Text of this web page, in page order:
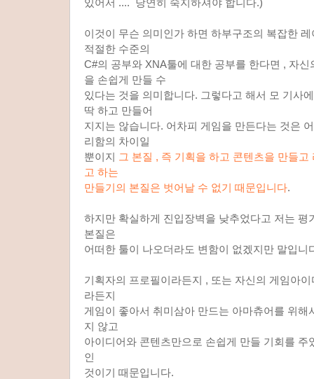
있어서 .... 당연히 숙지하셔야 합니다.)
이것이 무슨 의미인가 하면 하부구조의 복잡한
적절한 수준의
C#의 공부와 XNA툴에 대한 공부를 한다면 , 자
을 손쉽게 만들 수
있다는 것을 의미합니다. 그렇다고 해서 모 기사
딱 하고 만들어
지지는 않습니다. 어차피 게임을 만든다는 것은
리함의 차이일
뿐이지 그 본질 , 즉 기획을 하고 콘텐츠을 만들
고 하는
만들기의 본질은 벗어날 수 없기 때문입니다.
하지만 확실하게 진입장벽을 낮추었다고 저는 평
본질은
어떠한 툴이 나오더라도 변함이 없겠지만 말입니
기획자의 프로필이라든지 , 또는 자신의 게임아
라든지
게임이 좋아서 취미삼아 만드는 아마츄어를 위해
지 않고
아이디어와 콘텐츠만으로 손쉽게 만들 기회를 주
인
것이기 때문입니다.